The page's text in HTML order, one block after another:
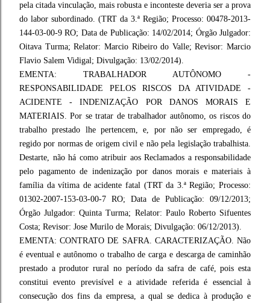
pela citada vinculação, mais robusta e inconteste deveria ser a prova
do labor subordinado. (TRT da 3.ª Região; Processo: 00478-2013-
144-03-00-9 RO; Data de Publicação: 14/02/2014; Órgão Julgador:
Oitava Turma; Relator: Marcio Ribeiro do Valle; Revisor: Marcio
Flavio Salem Vidigal; Divulgação: 13/02/2014).
EMENTA: TRABALHADOR AUTÔNOMO -
RESPONSABILIDADE PELOS RISCOS DA ATIVIDADE -
ACIDENTE - INDENIZAÇÃO POR DANOS MORAIS E
MATERIAIS. Por se tratar de trabalhador autônomo, os riscos do
trabalho prestado lhe pertencem, e, por não ser empregado, é
regido por normas de origem civil e não pela legislação trabalhista.
Destarte, não há como atribuir aos Reclamados a responsabilidade
pelo pagamento de indenização por danos morais e materiais à
família da vítima de acidente fatal (TRT da 3.ª Região; Processo:
01302-2007-153-03-00-7 RO; Data de Publicação: 09/12/2013;
Órgão Julgador: Quinta Turma; Relator: Paulo Roberto Sifuentes
Costa; Revisor: Jose Murilo de Morais; Divulgação: 06/12/2013).
EMENTA: CONTRATO DE SAFRA. CARACTERIZAÇÃO. Não
é eventual e autônomo o trabalho de carga e descarga de caminhão
prestado a produtor rural no período da safra de café, pois esta
constitui evento previsível e a atividade referida é essencial à
consecução dos fins da empresa, a qual se dedica à produção e